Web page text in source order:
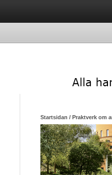
Startsidan / Praktverk om